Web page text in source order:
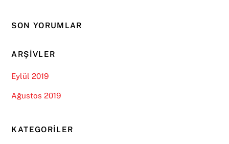
SON YORUMLAR
ARŞIVLER
Eylül 2019
Ağustos 2019
KATEGORILER